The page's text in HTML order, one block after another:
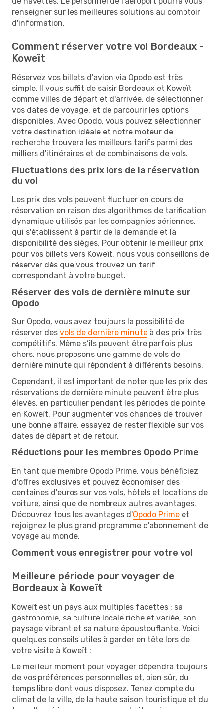
renseigner sur les meilleures solutions au comptoir
d'information.
Comment réserver votre vol Bordeaux -
Koweït
Réservez vos billets d'avion via Opodo est très
simple. Il vous suffit de saisir Bordeaux et Koweït
comme villes de départ et d'arrivée, de sélectionner
vos dates de voyage, et de parcourir les options
disponibles. Avec Opodo, vous pouvez sélectionner
votre destination idéale et notre moteur de
recherche trouvera les meilleurs tarifs parmi des
milliers d'itinéraires et de combinaisons de vols.
Fluctuations des prix lors de la réservation
du vol
Les prix des vols peuvent fluctuer en cours de
réservation en raison des algorithmes de tarification
dynamique utilisés par les compagnies aériennes,
qui s'établissent à partir de la demande et la
disponibilité des sièges. Pour obtenir le meilleur prix
pour vos billets vers Koweït, nous vous conseillons de
réserver dès que vous trouvez un tarif
correspondant à votre budget.
Réserver des vols de dernière minute sur
Opodo
Sur Opodo, vous avez toujours la possibilité de
réserver des vols de dernière minute à des prix très
compétitifs. Même s’ils peuvent être parfois plus
chers, nous proposons une gamme de vols de
dernière minute qui répondent à différents besoins.
Cependant, il est important de noter que les prix des
réservations de dernière minute peuvent être plus
élevés, en particulier pendant les périodes de pointe
en Koweït. Pour augmenter vos chances de trouver
une bonne affaire, essayez de rester flexible sur vos
dates de départ et de retour.
Réductions pour les membres Opodo Prime
En tant que membre Opodo Prime, vous bénéficiez
d'offres exclusives et pouvez économiser des
centaines d'euros sur vos vols, hôtels et locations de
voiture, ainsi que de nombreux autres avantages.
Découvrez tous les avantages d'Opodo Prime et
rejoignez le plus grand programme d'abonnement de
voyage au monde.
Comment vous enregistrer pour votre vol
Meilleure période pour voyager de
Bordeaux à Koweït
Koweït est un pays aux multiples facettes : sa
gastronomie, sa culture locale riche et variée, son
paysage vibrant et sa nature époustouflante. Voici
quelques conseils utiles à garder en tête lors de
votre visite à Koweït :
Le meilleur moment pour voyager dépendra toujours
de vos préférences personnelles et, bien sûr, du
temps libre dont vous disposez. Tenez compte du
climat de la ville, de la haute saison touristique et du